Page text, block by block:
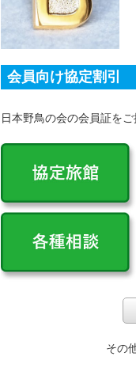
会員向け協定割引
日本野鳥の会の会員証を
その